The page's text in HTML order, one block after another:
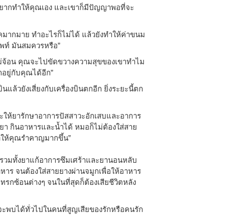
กทำให้คุณเอง และเขาก็มีปัญญาพอที่จะ
ากมาย ทำอะไรก็ไม่ได้ แล้วยังทำให้ค่าขนม
ท์ มันสมควรหรือ”
อน คุณจะไปขัดขวางความสุขของเขาทำไม
อยู่กับคุณได้อีก”
แล้วยังเสี่ยงกับเครื่องบินตกอีก ยิ่งระยะนี้ตก
ห้ยารักษาอาการปัสสาวะอักเสบและอาการ
กินอาหารและน้ำได้ หมอก็ไม่ต้องใส่สาย
ให้คุณรำคาญมากขึ้น”
มทั้งยาแก้อาการซึมเศร้าและยานอนหลับ
ร จนต้องใส่สายยางผ่านจมูกเพื่อให้อาหาร
กซ้อนต่างๆ จนในที่สุดก็ต้องเสียชีวิตหลัง
ะพบได้ทั่วไปในคนที่สูญเสียของรักหรือคนรัก